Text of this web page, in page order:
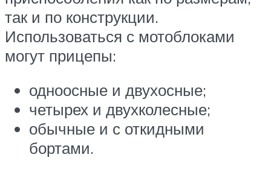
так и по конструкции.
Использоваться с мотоблоками
могут прицепы:
одноосные и двухосные;
четырех и двухколесные;
обычные и с откидными
бортами.